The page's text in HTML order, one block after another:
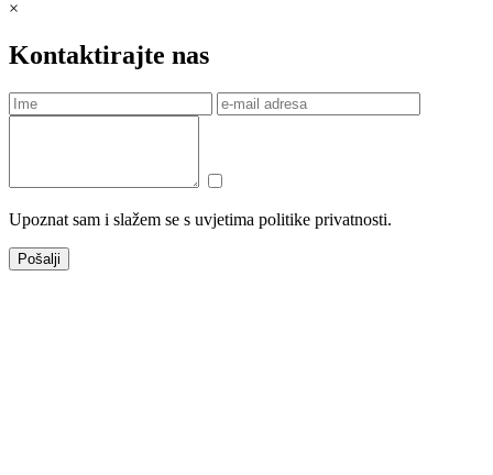
×
Kontaktirajte nas
Upoznat sam i slažem se s uvjetima politike privatnosti.
Pošalji